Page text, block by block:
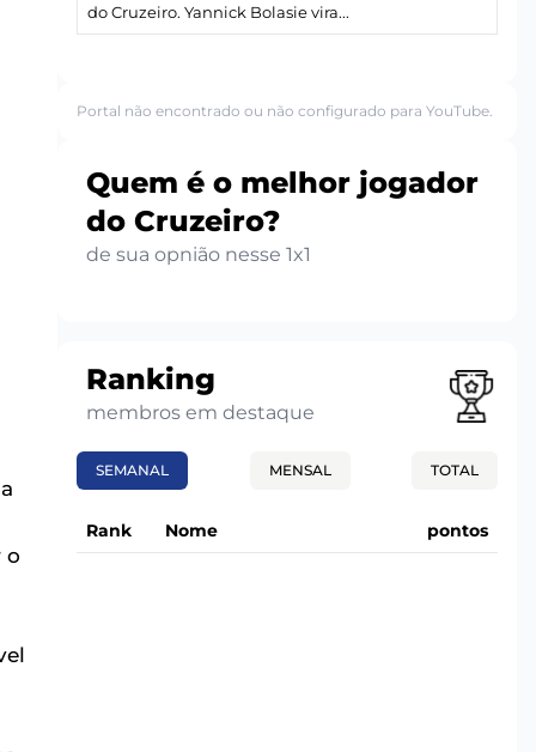
o
do Cruzeiro. Yannick Bolasie vira...
Portal não encontrado ou não configurado para YouTube.
Quem é o melhor jogador
do Cruzeiro?
de sua opnião nesse 1x1
Ranking
membros em destaque
SEMANAL MENSAL TOTAL
Rank Nome pontos